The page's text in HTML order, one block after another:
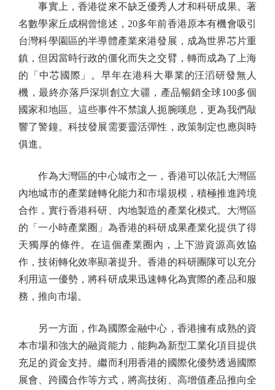
事實上，香港從來不缺乏優秀人才和科研成果。著
名數學家丘成桐曾憶述，20多年前香港原本有機會吸引
台灣科學園區的半導體產業來港發展，成為世界芯片重
鎮，但因當時行政的僵化而失之交臂，轉而成為了上海
的「中芯國際」。早年在港科大畢業的汪滔研發無人
機，最終亦落戶深圳創立大疆，產品暢銷全球100多個
國家和地區。這些事件不禁讓人扼腕嘆息，更為我們敲
響了警鐘。科技發展需要靈活彈性，政策制定也應與時
俱進。
作為大灣區的中心城市之一，香港可以依託大灣區
內地城市的產業鏈轉化能力和市場規模，積極推進跨境
合作，實行香港科研、內地製造的產業化模式。大灣區
的「一小時產業圈」為香港的科研成果產業化提供了得
天獨厚的條件。在這個產業圈內，上下游資源高效協
作，技術轉化效率顯著提升。香港的科研團隊可以充分
利用這一優勢，將科研成果迅速轉化為實際的產品和服
務，推向市場。
另一方面，作為國際金融中心，香港擁有成熟的資
本市場和強大的融資能力，能夠為新型工業化項目提供
充足的資金支持。繼而利用香港的國際化優勢透過國際
展會、跨國合作等方式，將高技術、高增值產品推向全